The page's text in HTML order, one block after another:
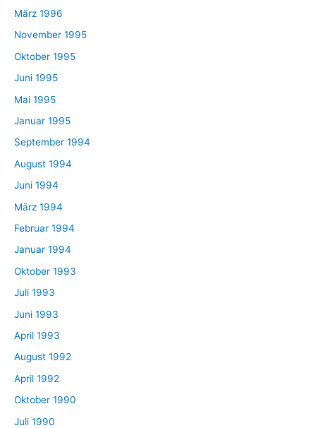
März 1996
November 1995
Oktober 1995
Juni 1995
Mai 1995
Januar 1995
September 1994
August 1994
Juni 1994
März 1994
Februar 1994
Januar 1994
Oktober 1993
Juli 1993
Juni 1993
April 1993
August 1992
April 1992
Oktober 1990
Juli 1990